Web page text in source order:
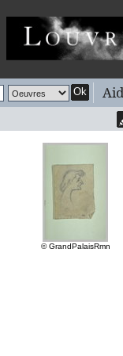
Ok
© GrandPalaisRmn